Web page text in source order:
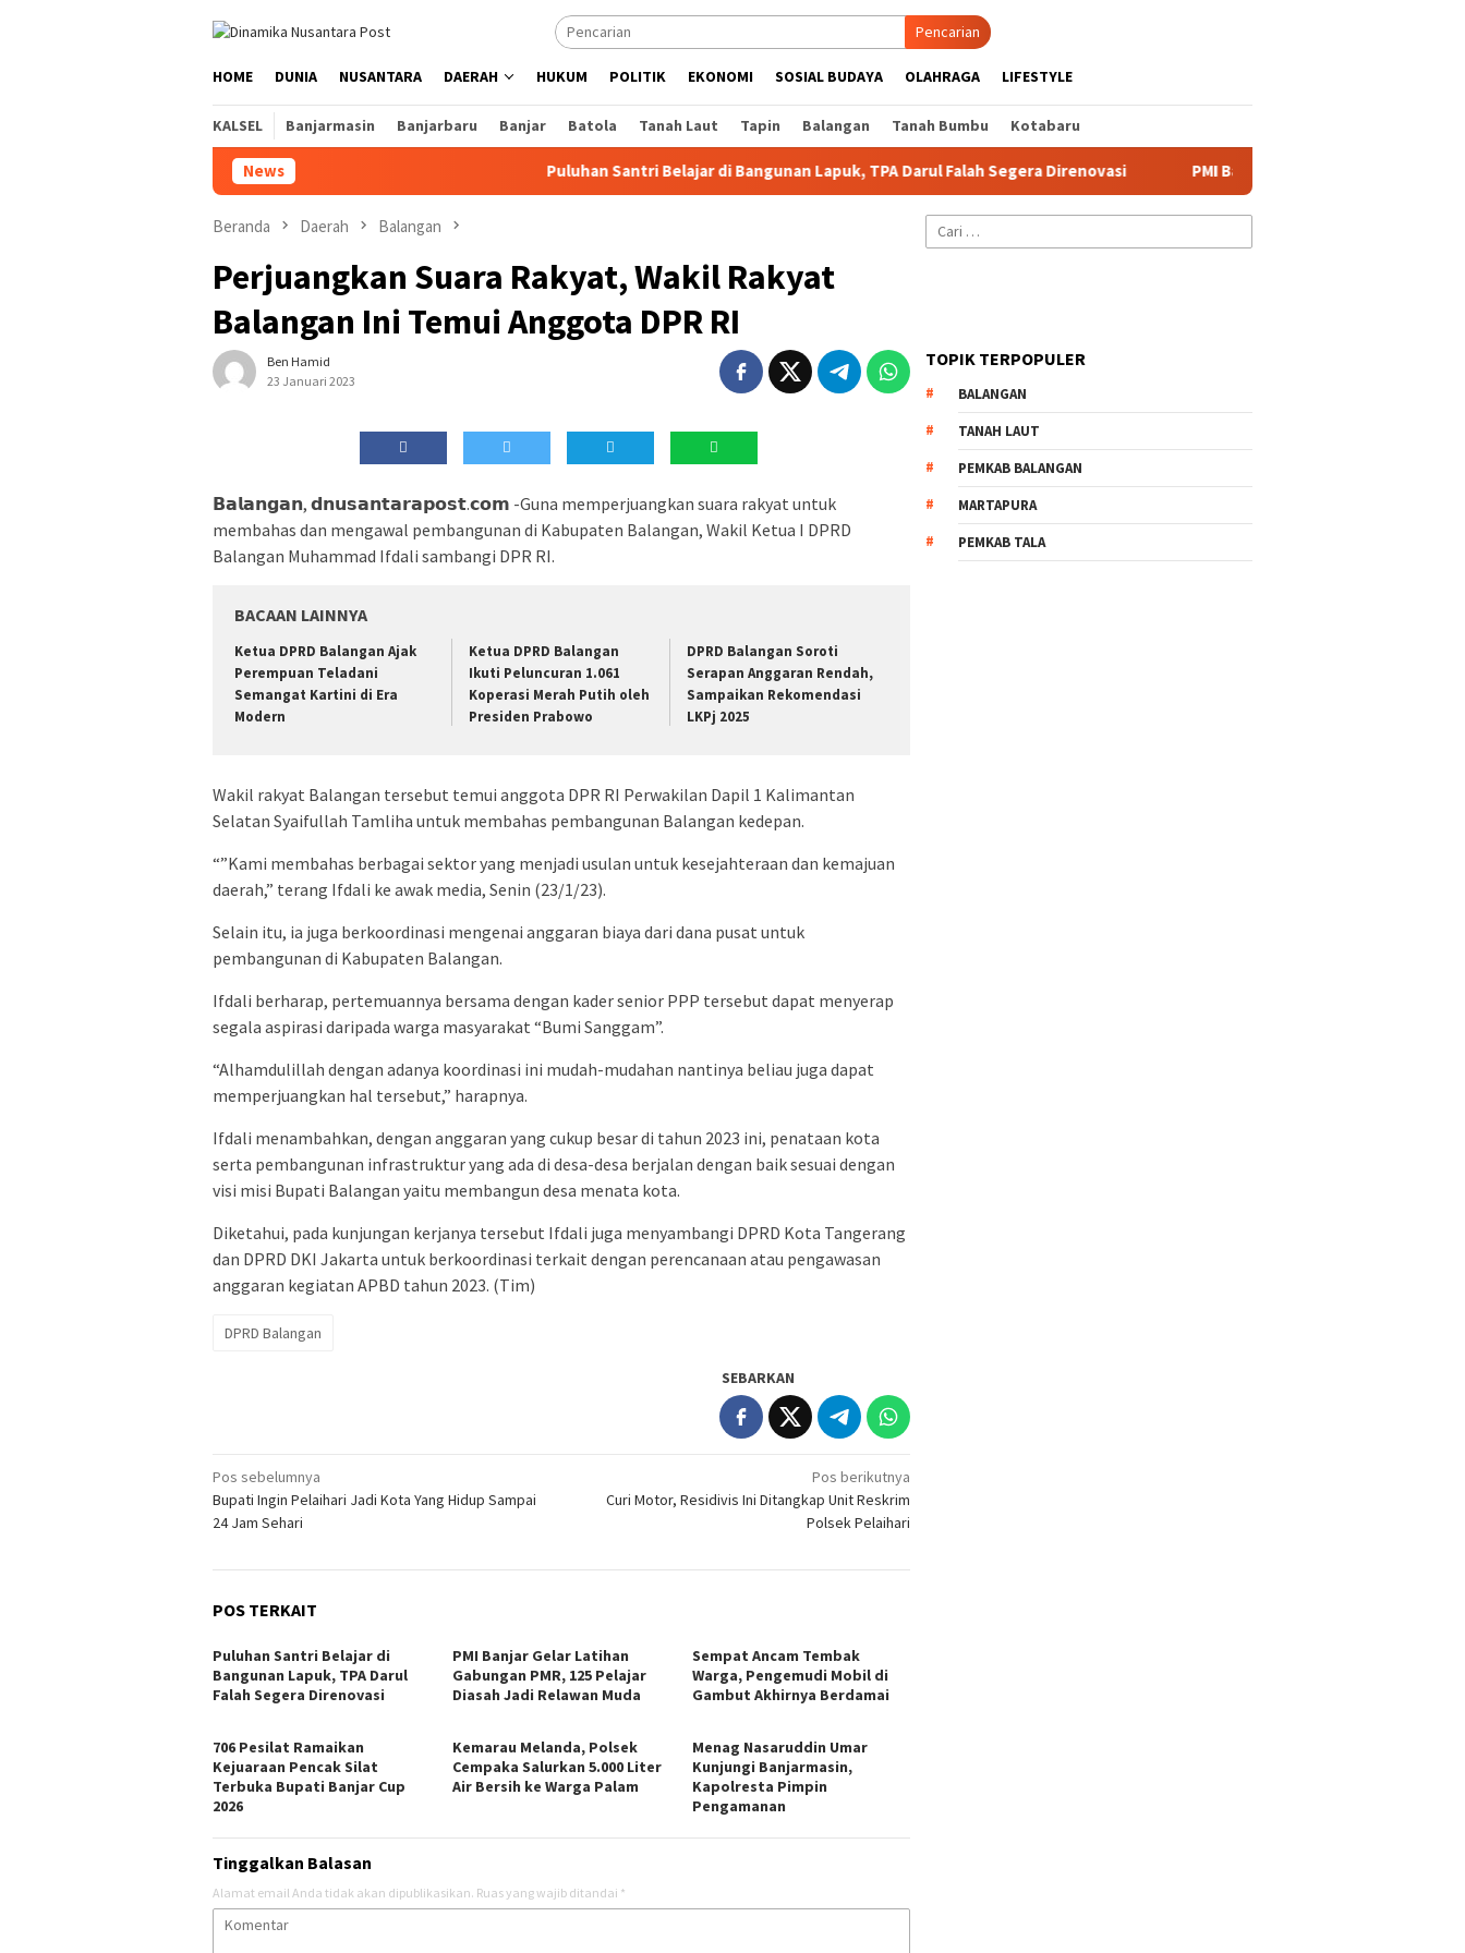
Pencarian
HOME DUNIA NUSANTARA DAERAH HUKUM POLITIK EKONOMI SOSIAL BUDAYA OLAHRAGA LIFESTYLE
KALSEL Banjarmasin Banjarbaru Banjar Batola Tanah Laut Tapin Balangan Tanah Bumbu Kotabaru
News Puluhan Santri Belajar di Bangunan Lapuk, TPA Darul Falah Segera Direnovasi PMI Banjar Gelar Latihan Gabungan PMR,
Beranda Daerah Balangan
Perjuangkan Suara Rakyat, Wakil Rakyat
Balangan Ini Temui Anggota DPR RI
Ben Hamid
23 Januari 2023
𝗕𝗮𝗹𝗮𝗻𝗴𝗮𝗻, 𝗱𝗻𝘂𝘀𝗮𝗻𝘁𝗮𝗿𝗮𝗽𝗼𝘀𝘁.𝗰𝗼𝗺 -Guna memperjuangkan suara rakyat untuk
membahas dan mengawal pembangunan di Kabupaten Balangan, Wakil Ketua I DPRD
Balangan Muhammad Ifdali sambangi DPR RI.
BACAAN LAINNYA
Ketua DPRD Balangan Ajak
Perempuan Teladani
Semangat Kartini di Era
Modern
Ketua DPRD Balangan
Ikuti Peluncuran 1.061
Koperasi Merah Putih oleh
Presiden Prabowo
DPRD Balangan Soroti
Serapan Anggaran Rendah,
Sampaikan Rekomendasi
LKPj 2025
Wakil rakyat Balangan tersebut temui anggota DPR RI Perwakilan Dapil 1 Kalimantan
Selatan Syaifullah Tamliha untuk membahas pembangunan Balangan kedepan.
“”Kami membahas berbagai sektor yang menjadi usulan untuk kesejahteraan dan kemajuan
daerah,” terang Ifdali ke awak media, Senin (23/1/23).
Selain itu, ia juga berkoordinasi mengenai anggaran biaya dari dana pusat untuk
pembangunan di Kabupaten Balangan.
Ifdali berharap, pertemuannya bersama dengan kader senior PPP tersebut dapat menyerap
segala aspirasi daripada warga masyarakat “Bumi Sanggam”.
“Alhamdulillah dengan adanya koordinasi ini mudah-mudahan nantinya beliau juga dapat
memperjuangkan hal tersebut,” harapnya.
Ifdali menambahkan, dengan anggaran yang cukup besar di tahun 2023 ini, penataan kota
serta pembangunan infrastruktur yang ada di desa-desa berjalan dengan baik sesuai dengan
visi misi Bupati Balangan yaitu membangun desa menata kota.
Diketahui, pada kunjungan kerjanya tersebut Ifdali juga menyambangi DPRD Kota Tangerang
dan DPRD DKI Jakarta untuk berkoordinasi terkait dengan perencanaan atau pengawasan
anggaran kegiatan APBD tahun 2023. (Tim)
DPRD Balangan
SEBARKAN
Navigasi
pos
Pos sebelumnya
Bupati Ingin Pelaihari Jadi Kota Yang Hidup Sampai
24 Jam Sehari
Pos berikutnya
Curi Motor, Residivis Ini Ditangkap Unit Reskrim
Polsek Pelaihari
POS TERKAIT
Puluhan Santri Belajar di
Bangunan Lapuk, TPA Darul
Falah Segera Direnovasi
PMI Banjar Gelar Latihan
Gabungan PMR, 125 Pelajar
Diasah Jadi Relawan Muda
Sempat Ancam Tembak
Warga, Pengemudi Mobil di
Gambut Akhirnya Berdamai
706 Pesilat Ramaikan
Kejuaraan Pencak Silat
Terbuka Bupati Banjar Cup
2026
Kemarau Melanda, Polsek
Cempaka Salurkan 5.000 Liter
Air Bersih ke Warga Palam
Menag Nasaruddin Umar
Kunjungi Banjarmasin,
Kapolresta Pimpin
Pengamanan
Tinggalkan Balasan
Alamat email Anda tidak akan dipublikasikan. Ruas yang wajib ditandai *
Cari
untuk:
TOPIK TERPOPULER
BALANGAN
TANAH LAUT
PEMKAB BALANGAN
MARTAPURA
PEMKAB TALA